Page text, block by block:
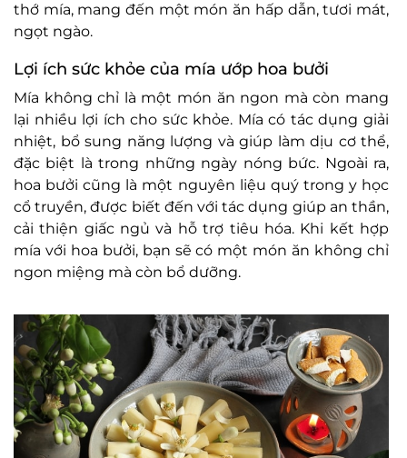
thớ mía, mang đến một món ăn hấp dẫn, tươi mát,
ngọt ngào.
Lợi ích sức khỏe của mía ướp hoa bưởi
Mía không chỉ là một món ăn ngon mà còn mang
lại nhiều lợi ích cho sức khỏe. Mía có tác dụng giải
nhiệt, bổ sung năng lượng và giúp làm dịu cơ thể,
đặc biệt là trong những ngày nóng bức. Ngoài ra,
hoa bưởi cũng là một nguyên liệu quý trong y học
cổ truyền, được biết đến với tác dụng giúp an thần,
cải thiện giấc ngủ và hỗ trợ tiêu hóa. Khi kết hợp
mía với hoa bưởi, bạn sẽ có một món ăn không chỉ
ngon miệng mà còn bổ dưỡng.